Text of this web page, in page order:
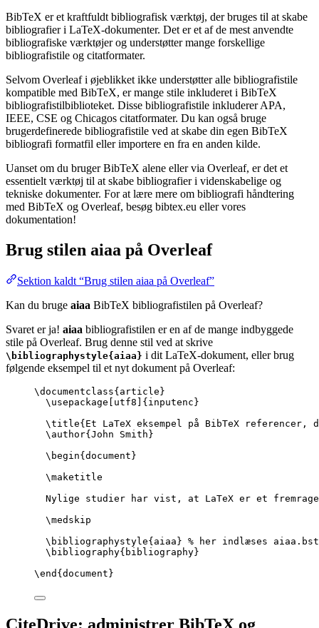
BibTeX er et kraftfuldt bibliografisk værktøj, der bruges til at skabe
bibliografier i LaTeX-dokumenter. Det er et af de mest anvendte
bibliografiske værktøjer og understøtter mange forskellige
bibliografistile og citatformater.
Selvom Overleaf i øjeblikket ikke understøtter alle bibliografistile
kompatible med BibTeX, er mange stile inkluderet i BibTeX
bibliografistilbiblioteket. Disse bibliografistile inkluderer APA,
IEEE, CSE og Chicagos citatformater. Du kan også bruge
brugerdefinerede bibliografistile ved at skabe din egen BibTeX
bibliografi formatfil eller importere en fra en anden kilde.
Uanset om du bruger BibTeX alene eller via Overleaf, er det et
essentielt værktøj til at skabe bibliografier i videnskabelige og
tekniske dokumenter. For at lære mere om bibliografi håndtering
med BibTeX og Overleaf, besøg bibtex.eu eller vores
dokumentation!
Brug stilen aiaa på Overleaf
Sektion kaldt “Brug stilen aiaa på Overleaf”
Kan du bruge aiaa BibTeX bibliografistilen på Overleaf?
Svaret er ja! aiaa bibliografistilen er en af de mange indbyggede
stile på Overleaf. Brug denne stil ved at skrive
\bibliographystyle{aiaa} i dit LaTeX-dokument, eller brug
følgende eksempel til et nyt dokument på Overleaf:
\documentclass{ article }
\usepackage
utf8 ]{ inputenc }
\title{Et LaTeX eksempel på BibTeX
\author{John Smith}
\begin{ document }
\maketitle
Nylige studier har vist, at LaTeX er et
\medskip
\bibliographystyle{aiaa} % her indlæses aiaa.bst
\bibliography{bibliography}
\end { document }